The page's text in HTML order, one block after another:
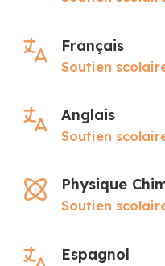
Français
Soutien
Anglais
Soutien
Physique
Soutien
Espagnol